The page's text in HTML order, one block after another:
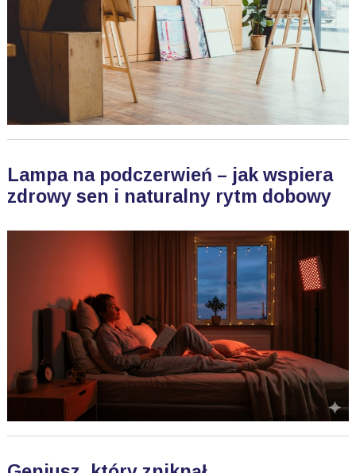
Lampa na podczerwień – jak wspiera
zdrowy sen i naturalny rytm dobowy